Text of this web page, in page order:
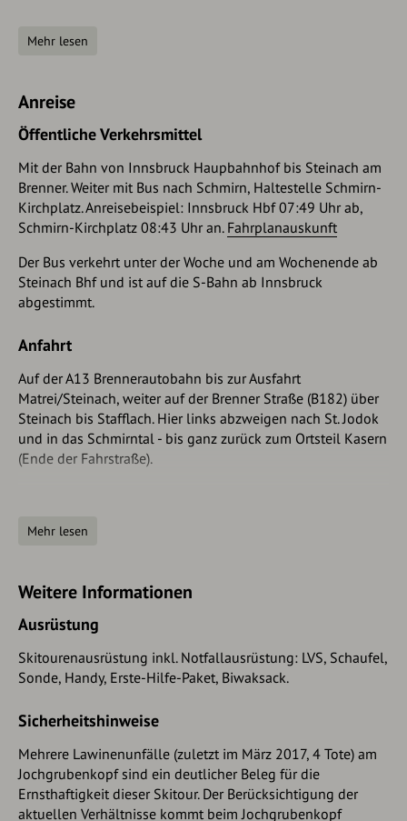
der rechten Seite (im Sinne des Aufstiegs) der Talsohle den
abschließen. Der Aufstieg durch den steilen Teil (ab ca. 2100
m) erfolgt am günstigsten im linken Teil. Trotz der
durchschnittlichen Steilheit von knapp über 30° bietet das
Gelände hier immer wieder Strukturen, die für die
Spuranlage gut genützt werden können. Ab 2200 m zieht
der Anstieg weit nach links, fast bis zum Grat, der den
Kessel im Osten begrenzt. Von hier wieder diagonal nach
Felsriegel nach rechts. Weiter zum höchsten Punkt und zum
Gipfelkreuz.
steilen Kessel sind möglich (sehr steil, 35-40°). Von der
Lawinenstrich abfahren oder knapp links/rechts von
diesem. Ab der Seealm kann man auch auf dem Forstweg
abfahren. Unten bei der letzten Kehre muss man dann
rechts abzweigen, durch den Wald hinunter in den
Talboden und wieder zurück zum Parkplatz.
Mehr lesen
Anreise
Öffentliche Verkehrsmittel
Mit der Bahn von Innsbruck Haupbahnhof bis Steinach am
Brenner. Weiter mit Bus nach Schmirn, Haltestelle Schmirn-
Kirchplatz. Anreisebeispiel: Innsbruck Hbf 07:49 Uhr ab,
Schmirn-Kirchplatz 08:43 Uhr an. Fahrplanauskunft
Der Bus verkehrt unter der Woche und am Wochenende ab
Steinach Bhf und ist auf die S-Bahn ab Innsbruck
abgestimmt.
Anfahrt
Auf der A13 Brennerautobahn bis zur Ausfahrt
Matrei/Steinach, weiter auf der Brenner Straße (B182) über
Steinach bis Stafflach. Hier links abzweigen nach St. Jodok
und in das Schmirntal - bis ganz zurück zum Ortsteil Kasern
(Ende der Fahrstraße).
Gratis parken im Bereich der Busumkehrschleife. Den
Mehr lesen
Weitere Informationen
Ausrüstung
Skitourenausrüstung inkl. Notfallausrüstung: LVS, Schaufel,
Sonde, Handy, Erste-Hilfe-Paket, Biwaksack.
Sicherheitshinweise
Mehrere Lawinenunfälle (zuletzt im März 2017, 4 Tote) am
Jochgrubenkopf sind ein deutlicher Beleg für die
Ernsthaftigkeit dieser Skitour. Der Berücksichtigung der
aktuellen Verhältnisse kommt beim Jochgrubenkopf